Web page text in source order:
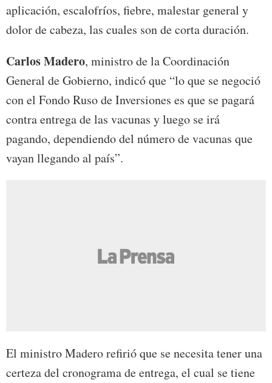
aplicación, escalofríos, fiebre, malestar general y
dolor de cabeza, las cuales son de corta duración.
Carlos Madero, ministro de la Coordinación
General de Gobierno, indicó que “lo que se negoció
con el Fondo Ruso de Inversiones es que se pagará
contra entrega de las vacunas y luego se irá
pagando, dependiendo del número de vacunas que
vayan llegando al país”.
El ministro Madero refirió que se necesita tener una
certeza del cronograma de entrega, el cual se tiene